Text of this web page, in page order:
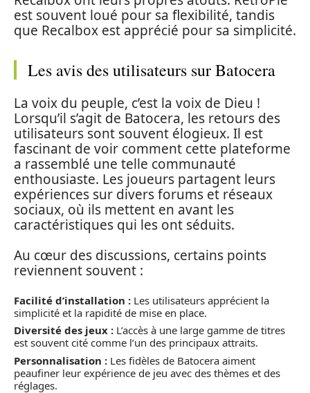
est souvent loué pour sa flexibilité, tandis
que Recalbox est apprécié pour sa simplicité.
Les avis des utilisateurs sur Batocera
La voix du peuple, c’est la voix de Dieu !
Lorsqu’il s’agit de Batocera, les retours des
utilisateurs sont souvent élogieux. Il est
fascinant de voir comment cette plateforme
a rassemblé une telle communauté
enthousiaste. Les joueurs partagent leurs
expériences sur divers forums et réseaux
sociaux, où ils mettent en avant les
caractéristiques qui les ont séduits.
Au cœur des discussions, certains points
reviennent souvent :
Facilité d’installation : Les utilisateurs apprécient la
simplicité et la rapidité de mise en place.
Diversité des jeux : L’accès à une large gamme de titres
est souvent cité comme l’un des principaux attraits.
Personnalisation : Les fidèles de Batocera aiment
peaufiner leur expérience de jeu avec des thèmes et des
réglages.